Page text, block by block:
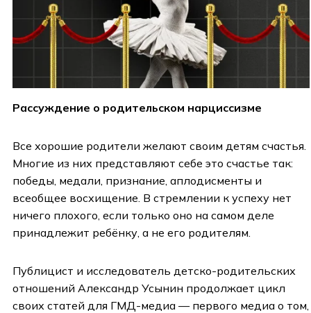
Рассуждение о родительском нарциссизме
Все хорошие родители желают своим детям счастья.
Многие из них представляют себе это счастье так:
победы, медали, признание, аплодисменты и
всеобщее восхищение. В стремлении к успеху нет
ничего плохого, если только оно на самом деле
принадлежит ребёнку, а не его родителям.
Публицист и исследователь детско-родительских
отношений Александр Усынин продолжает цикл
своих статей для ГМД-медиа — первого медиа о том,